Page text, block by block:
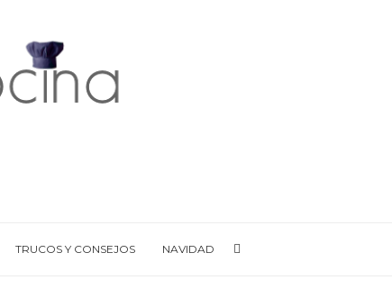
TRUCOS Y CONSEJOS NAVIDAD